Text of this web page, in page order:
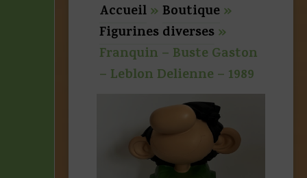
Accueil»Boutique»
Figurines diverses»
Franquin – Buste Gaston
– Leblon Delienne – 1989